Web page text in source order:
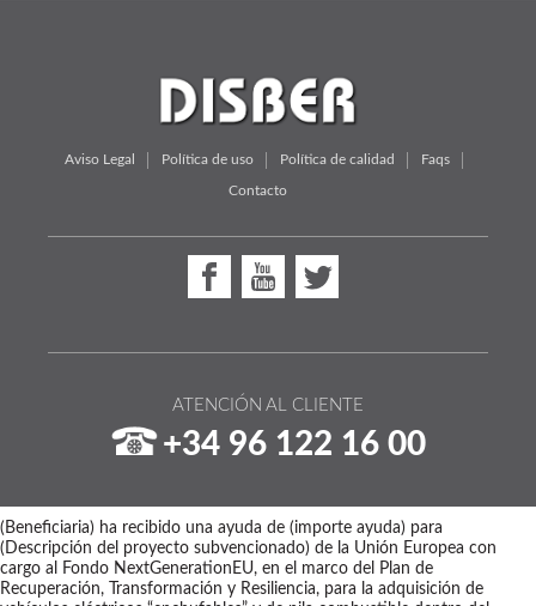
Aviso Legal Política de uso Política de calidad Faqs
Contacto
ATENCIÓN AL CLIENTE
+34 96 122 16 00
(Beneficiaria) ha recibido una ayuda de (importe ayuda) para
(Descripción del proyecto subvencionado) de la Unión Europea con
cargo al Fondo NextGenerationEU, en el marco del Plan de
Recuperación, Transformación y Resiliencia, para la adquisición de